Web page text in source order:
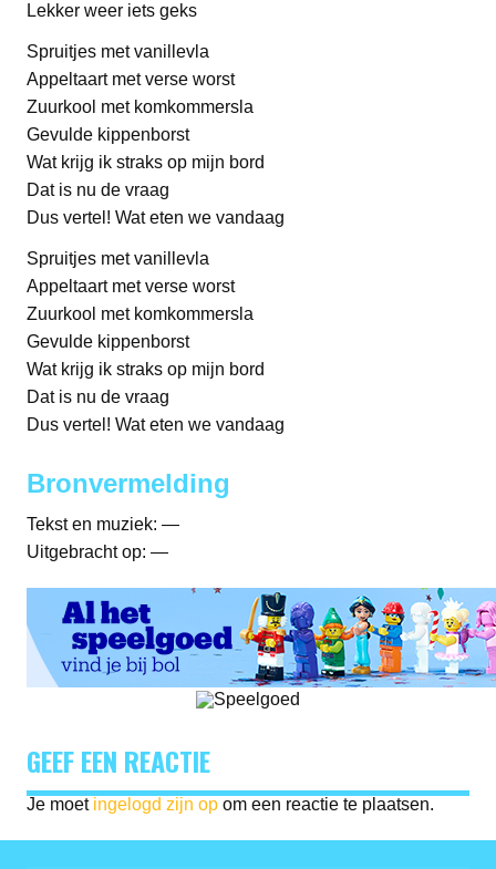
Lekker weer iets geks
Spruitjes met vanillevla
Appeltaart met verse worst
Zuurkool met komkommersla
Gevulde kippenborst
Wat krijg ik straks op mijn bord
Dat is nu de vraag
Dus vertel! Wat eten we vandaag
Spruitjes met vanillevla
Appeltaart met verse worst
Zuurkool met komkommersla
Gevulde kippenborst
Wat krijg ik straks op mijn bord
Dat is nu de vraag
Dus vertel! Wat eten we vandaag
Bronvermelding
Tekst en muziek: —
Uitgebracht op: —
GEEF EEN REACTIE
Je moet ingelogd zijn op om een reactie te plaatsen.